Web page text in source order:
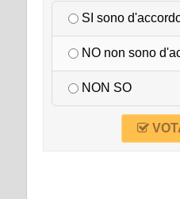
SI sono
NO non sono
NON SO